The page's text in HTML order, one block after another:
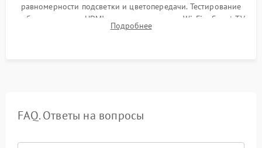
равномерности подсветки и цветопередачи. Тестирование
работы разъемов HDMI, динамиков, модуля Wi-Fi и Smart TV
в рабочем режиме в течение нескольких часов.
Подробнее
FAQ. Ответы на вопросы